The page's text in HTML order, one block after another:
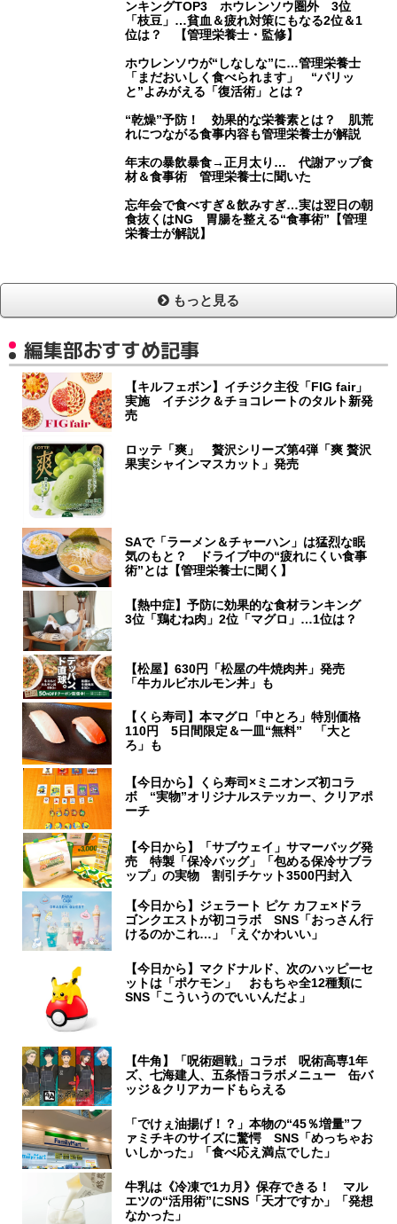
ンキングTOP3 ホウレンソウ圏外 3位
「枝豆」…貧血＆疲れ対策にもなる2位＆1
位は？ 【管理栄養士・監修】
ホウレンソウが“しなしな”に…管理栄養士
「まだおいしく食べられます」 “パリッ
と”よみがえる「復活術」とは？
“乾燥”予防！ 効果的な栄養素とは？ 肌荒
れにつながる食事内容も管理栄養士が解説
年末の暴飲暴食→正月太り… 代謝アップ食
材＆食事術 管理栄養士に聞いた
忘年会で食べすぎ＆飲みすぎ…実は翌日の朝
食抜くはNG 胃腸を整える“食事術”【管理
栄養士が解説】
もっと見る
編集部おすすめ記事
【キルフェボン】イチジク主役「FIG fair」
実施 イチジク＆チョコレートのタルト新発
売
ロッテ「爽」 贅沢シリーズ第4弾「爽 贅沢
果実シャインマスカット」発売
SAで「ラーメン＆チャーハン」は猛烈な眠
気のもと？ ドライブ中の“疲れにくい食事
術”とは【管理栄養士に聞く】
【熱中症】予防に効果的な食材ランキング
3位「鶏むね肉」2位「マグロ」…1位は？
【松屋】630円「松屋の牛焼肉丼」発売
「牛カルビホルモン丼」も
【くら寿司】本マグロ「中とろ」特別価格
110円 5日間限定＆一皿“無料” 「大と
ろ」も
【今日から】くら寿司×ミニオンズ初コラ
ボ “実物”オリジナルステッカー、クリアポ
ーチ
【今日から】「サブウェイ」サマーバッグ発
売 特製「保冷バッグ」「包める保冷サブラ
ップ」の実物 割引チケット3500円封入
【今日から】ジェラート ピケ カフェ×ドラ
ゴンクエストが初コラボ SNS「おっさん行
けるのかこれ…」「えぐかわいい」
【今日から】マクドナルド、次のハッピーセ
ットは「ポケモン」 おもちゃ全12種類に
SNS「こういうのでいいんだよ」
【牛角】「呪術廻戦」コラボ 呪術高専1年
ズ、七海建人、五条悟コラボメニュー 缶バ
ッジ＆クリアカードもらえる
「でけぇ油揚げ！？」本物の“45％増量”フ
ァミチキのサイズに驚愕 SNS「めっちゃお
いしかった」「食べ応え満点でした」
牛乳は《冷凍で1カ月》保存できる！ マル
エツの“活用術”にSNS「天才ですか」「発想
なかった」